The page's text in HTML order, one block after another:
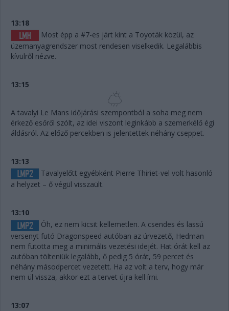
13:18
Most épp a #7-es járt kint a Toyoták közül, az
üzemanyagrendszer most rendesen viselkedik. Legalábbis
kívülről nézve.
13:15
A tavalyi Le Mans időjárási szempontból a soha meg nem
érkező esőről szólt, az idei viszont leginkább a szemerkélő égi
áldásról. Az előző percekben is jelentettek néhány cseppet.
13:13
Tavalyelőtt egyébként Pierre Thiriet-vel volt hasonló
a helyzet – ő végül visszaült.
13:10
Óh, ez nem kicsit kellemetlen. A csendes és lassú
versenyt futó Dragonspeed autóban az úrvezető, Hedman
nem futotta meg a minimális vezetési idejét. Hat órát kell az
autóban tölteniük legalább, ő pedig 5 órát, 59 percet és
néhány másodpercet vezetett. Ha az volt a terv, hogy már
nem ül vissza, akkor ezt a tervet újra kell írni.
13:07